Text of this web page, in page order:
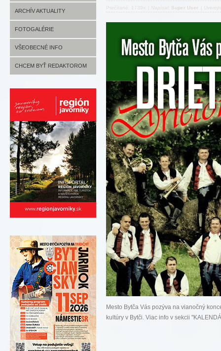
ARCHÍV AKTUALITY
FOTOGALÉRIE
VŠEOBECNÉ INFO
CHCEM BYŤ REDAKTOROM
Prečítané: 1739x Napísal: Super User
Mesto Bytča Vás pozýva na vianočný
kultúry v Bytči. Viac info v sekcii